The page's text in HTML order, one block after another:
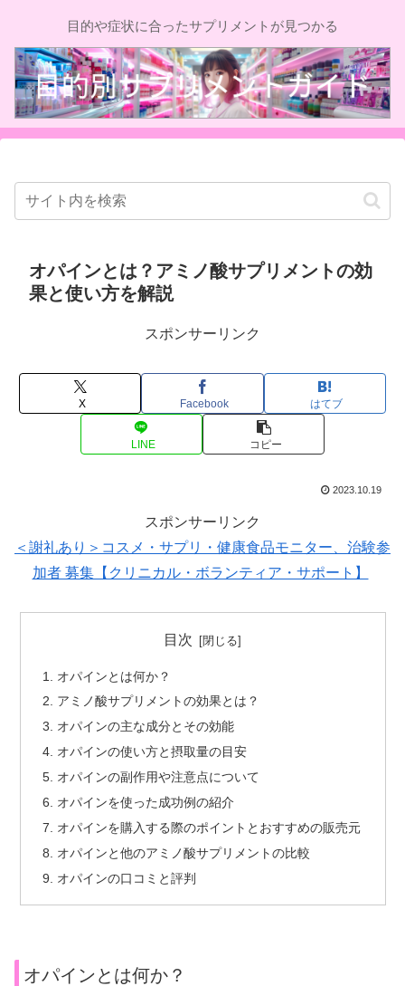
目的や症状に合ったサプリメントが見つかる
オパインとは？アミノ酸サプリメントの効
果と使い方を解説
スポンサーリンク
X Facebook はてブ
LINE コピー
2023.10.19
スポンサーリンク
＜謝礼あり＞コスメ・サプリ・健康食品モニター、治験参
加者 募集【クリニカル・ボランティア・サポート】
目次
オパインとは何か？
アミノ酸サプリメントの効果とは？
オパインの主な成分とその効能
オパインの使い方と摂取量の目安
オパインの副作用や注意点について
オパインを使った成功例の紹介
オパインを購入する際のポイントとおすすめの販売元
オパインと他のアミノ酸サプリメントの比較
オパインの口コミと評判
オパインとは何か？